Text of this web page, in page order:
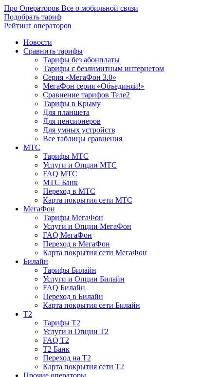
Про Операторов Все о мобильной связи
Подобрать тариф
Рейтинг операторов
Новости
Сравнить тарифы
Тарифы без абонплаты
Тарифы с безлимитным интернетом
Серия «МегаФон 3.0»
МегаФон серия «Объединяй!»
Сравнение тарифов Теле2
Тарифы в Крыму
Для планшета
Для пенсионеров
Для умных устройств
Все таблицы сравнения
МТС
Тарифы МТС
Услуги и Опции МТС
FAQ МТС
МТС Банк
Переход в МТС
Карта покрытия сети МТС
МегаФон
Тарифы МегаФон
Услуги и Опции МегаФон
FAQ МегаФон
Переход в МегаФон
Карта покрытия сети МегаФон
Билайн
Тарифы Билайн
Услуги и Опции Билайн
FAQ Билайн
Переход в Билайн
Карта покрытия сети Билайн
T2
Тарифы T2
Услуги и Опции T2
FAQ T2
T2 Банк
Переход на T2
Карта покрытия сети T2
Прочие операторы